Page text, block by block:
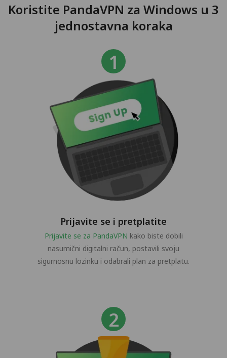
Koristite PandaVPN za Windows u 3
jednostavna koraka
Prijavite se i pretplatite
Prijavite se za PandaVPN kako biste dobili
nasumični digitalni račun, postavili svoju
sigurnosnu lozinku i odabrali plan za pretplatu.